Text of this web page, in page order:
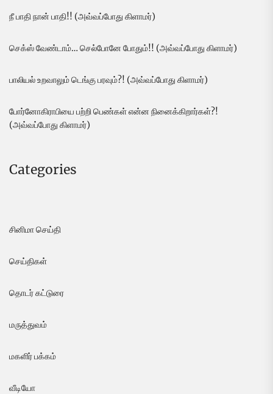
நீ பாதி நான் பாதி!! (அவ்வப்போது கிளாமர்)
செக்ஸ் வேண்டாம்… செல்போனே போதும்!! (அவ்வப்போது கிளாமர்)
பாலியல் உறவாலும் டெங்கு பரவும்?! (அவ்வப்போது கிளாமர்)
போர்னோகிராபியை பற்றி பெண்கள் என்ன நினைக்கிறார்கள்?!
(அவ்வப்போது கிளாமர்)
Categories
சினிமா செய்தி
செய்திகள்
தொடர் கட்டுரை
மருத்துவம்
மகளிர் பக்கம்
வீடியோ